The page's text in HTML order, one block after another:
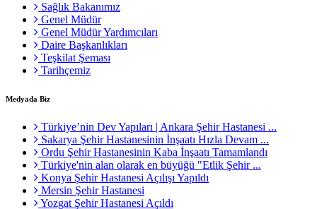
Sağlık Bakanımız
Genel Müdür
Genel Müdür Yardımcıları
Daire Başkanlıkları
Teşkilat Şeması
Tarihçemiz
Medyada Biz
Türkiye’nin Dev Yapıları | Ankara Şehir Hastanesi ...
Sakarya Şehir Hastanesinin İnşaatı Hızla Devam ...
Ordu Şehir Hastanesinin Kaba İnşaatı Tamamlandı
Türkiye'nin alan olarak en büyüğü "Etlik Şehir ...
Konya Şehir Hastanesi Açılışı Yapıldı
Mersin Şehir Hastanesi
Yozgat Şehir Hastanesi Açıldı